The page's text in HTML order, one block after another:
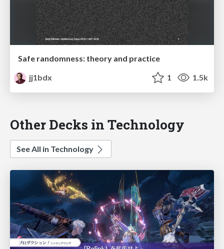
Safe randomness: theory and practice
jj1bdx
1 1.5k
Other Decks in Technology
See All in Technology